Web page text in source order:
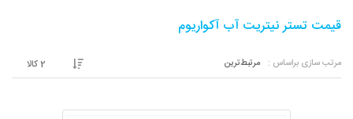
قیمت تستر نیتریت آب آکواریوم
2کالا مرتب سازی براساس : مرتبط‌ترین